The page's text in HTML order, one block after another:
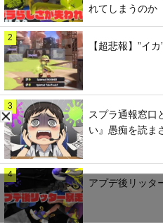
れてしまうのか
2
【超悲報】”イ
3
スプラ通報窓口
い』愚痴を読ま
4
アプデ後リッタ